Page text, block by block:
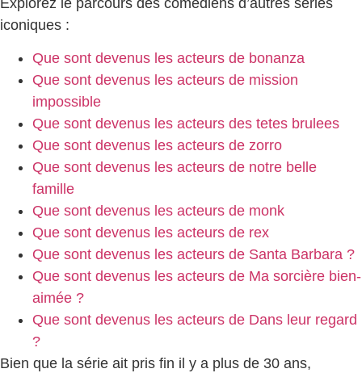
iconiques :
Que sont devenus les acteurs de bonanza
Que sont devenus les acteurs de mission
impossible
Que sont devenus les acteurs des tetes brulees
Que sont devenus les acteurs de zorro
Que sont devenus les acteurs de notre belle
famille
Que sont devenus les acteurs de monk
Que sont devenus les acteurs de rex
Que sont devenus les acteurs de Santa Barbara ?
Que sont devenus les acteurs de Ma sorcière bien-
aimée ?
Que sont devenus les acteurs de Dans leur regard
?
Bien que la série ait pris fin il y a plus de 30 ans,